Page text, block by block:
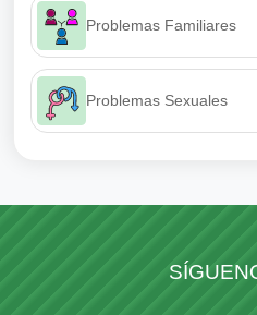
Problemas Familiares
Problemas Sexuales